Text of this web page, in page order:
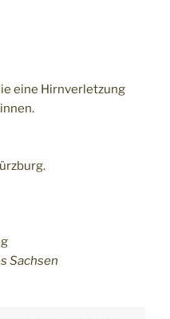
eine Hirnverletzung
Sachsen